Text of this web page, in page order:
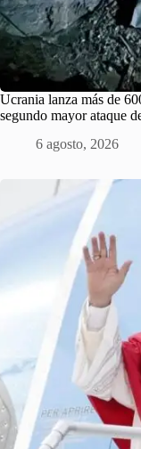
Ucrania lanza más de
segundo mayor ataque
6 agosto, 2026